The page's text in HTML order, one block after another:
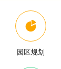
园区规划